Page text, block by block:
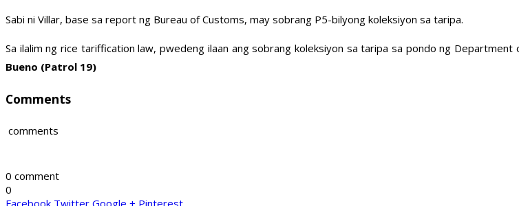
Sabi ni Villar, base sa report ng Bureau of Customs, may sobrang P5-bilyong koleksiyon sa taripa.
Sa ilalim ng rice tariffication law, pwedeng ilaan ang sobrang koleksiyon sa taripa sa pondo ng
Bueno (Patrol 19)
Comments
comments
0 comment
0